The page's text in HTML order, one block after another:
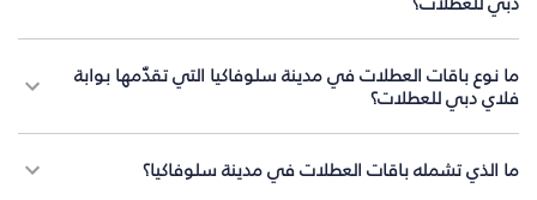
ما نوع باقات العطلات في مدينة سلوفاكيا التي تقدّمها بوابة
فلاي دبي للعطلات؟
ما الذي تشمله باقات العطلات في مدينة سلوفاكيا؟